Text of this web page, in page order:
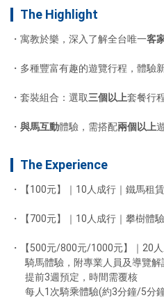
The Highlight
寓教於樂，深入了解全台唯一客
套裝組合：選取三個以上
與馬互動體驗，需搭配兩個以上
The Experience
【500元/800元/1000元】｜20
       騎馬體驗，附專業人員及導覽解說